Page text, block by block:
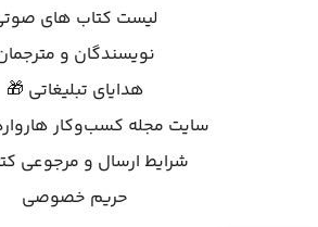
لیست کتاب های
نویسندگان و
هدایای تبلیغاتی 🎁
سایت مجله کسب‌وکار
شرایط ارسال و مرجوعی
حریم خصوصی